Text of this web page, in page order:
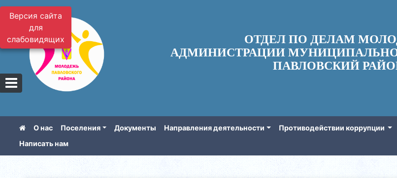
Версия сайта
для
слабовидящих
ОТДЕЛ ПО ДЕЛАМ
АДМИНИСТРАЦИИ
ПАВЛОВСКИЙ
О нас Поселения Документы Направления деятельности Противодействии коррупции
Написать нам